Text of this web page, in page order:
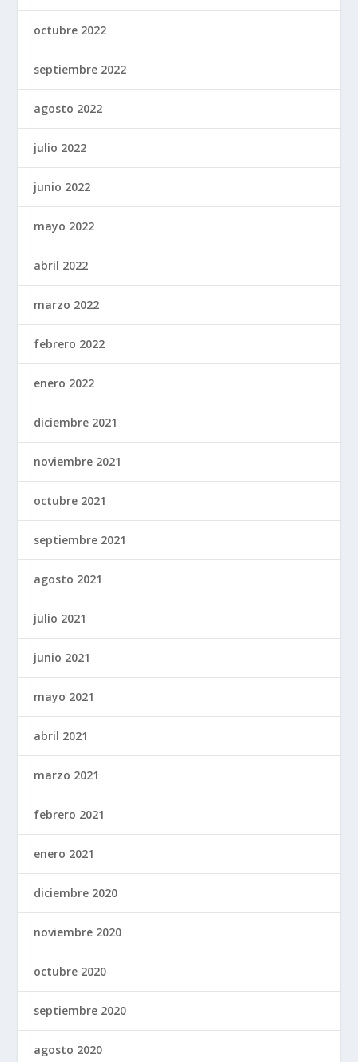
octubre 2022
septiembre 2022
agosto 2022
julio 2022
junio 2022
mayo 2022
abril 2022
marzo 2022
febrero 2022
enero 2022
diciembre 2021
noviembre 2021
octubre 2021
septiembre 2021
agosto 2021
julio 2021
junio 2021
mayo 2021
abril 2021
marzo 2021
febrero 2021
enero 2021
diciembre 2020
noviembre 2020
octubre 2020
septiembre 2020
agosto 2020